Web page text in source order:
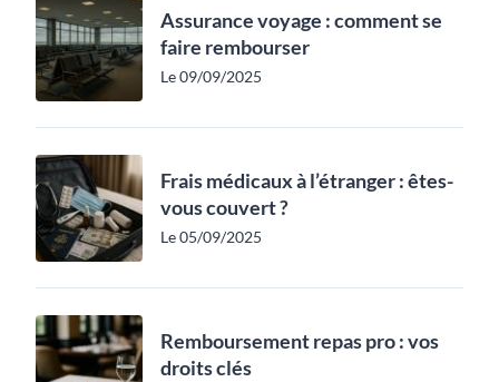
Assurance voyage : comment se
faire rembourser
Le 09/09/2025
Frais médicaux à l’étranger : êtes-
vous couvert ?
Le 05/09/2025
Remboursement repas pro : vos
droits clés